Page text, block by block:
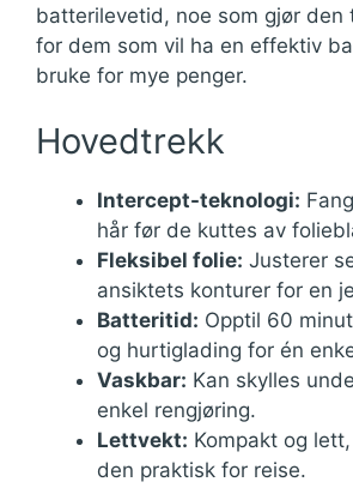
batterilevetid, noe som gjør den
for dem som vil ha en effektiv
bruke for mye penger.
Hovedtrekk
Intercept-teknologi:
hår før de kuttes av
Fleksibel folie: Justerer
ansiktets konturer for en
Batteritid: Opptil 60
og hurtiglading for én
Vaskbar: Kan skylles
enkel rengjøring.
Lettvekt: Kompakt og
den praktisk for reise.